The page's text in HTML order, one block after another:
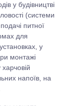
у будівництві
(системи
питної
для
у
монтажі
харчовій
напоїв, на